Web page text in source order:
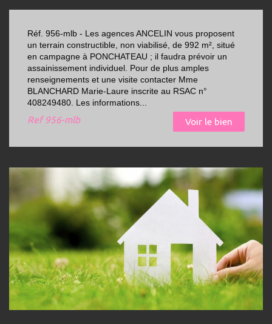
Réf. 956-mlb - Les agences ANCELIN vous proposent
un terrain constructible, non viabilisé, de 992 m², situé
en campagne à PONCHATEAU ; il faudra prévoir un
assainissement individuel. Pour de plus amples
renseignements et une visite contacter Mme
BLANCHARD Marie-Laure inscrite au RSAC n°
408249480. Les informations...
Ref956-mlb Voir le bien